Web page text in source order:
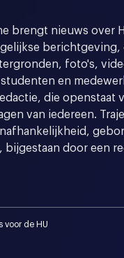
brengt nieuws over
berichtgeving,
foto's,
en
die openstaat
van iedereen.
bijgestaan door een
voor de HU